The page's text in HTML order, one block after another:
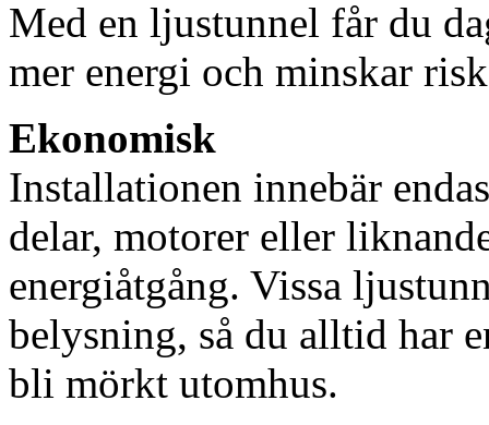
Med en ljustunnel får du
mer energi och minskar
Ekonomisk
Installationen innebär
delar, motorer eller
energiåtgång. Vissa
belysning, så du alltid har
bli mörkt utomhus.